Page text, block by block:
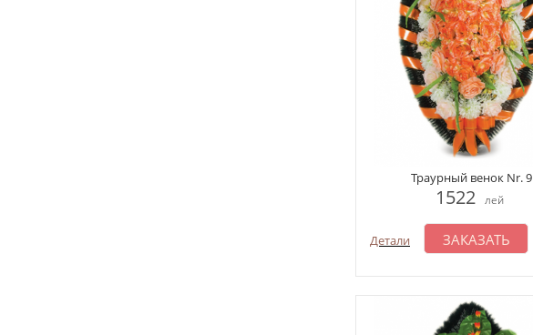
Траурный венок Nr. 9
1522 лей
Детали ЗАКАЗАТЬ